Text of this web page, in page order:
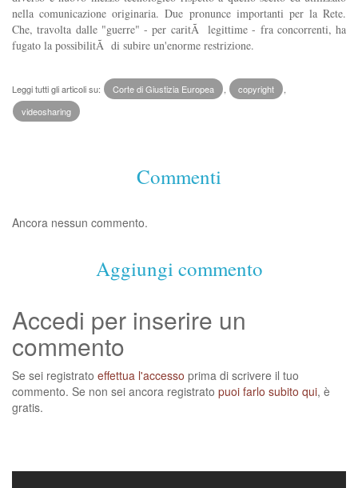
nella comunicazione originaria. Due pronunce importanti per la Rete.
Che, travolta dalle "guerre" - per caritÃ legittime - fra concorrenti, ha
fugato la possibilitÃ di subire un'enorme restrizione.
Leggi tutti gli articoli su: Corte di Giustizia Europea copyright
videosharing
Commenti
Ancora nessun commento.
Aggiungi commento
Accedi per inserire un
commento
Se sei registrato effettua l'accesso prima di scrivere il tuo
commento. Se non sei ancora registrato puoi farlo subito qui, è
gratis.